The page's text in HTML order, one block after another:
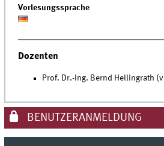
Vorlesungssprache
Dozenten
Prof. Dr.-Ing. Bernd Hellingrath
BENUTZERANMELDUNG